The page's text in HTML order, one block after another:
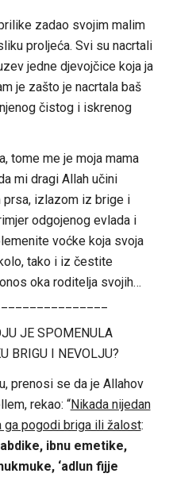
zadao svojim malim
proljeća. Svi su nacrtali
jedne djevojčice koja ja
je zašto je nacrtala baš
njenog čistog i iskrenog
tome me je moja mama
mi dragi Allah učini
prsa, izlazom iz brige i
odgojenog evlada i
voćke koja svoja
tako i iz čestite
oka roditelja svojih…
JE SPOMENULA
BRIGU I NEVOLJU?
prenosi se da je Allahov
rekao: “Nikada nijedan
ga pogodi briga ili žalost:
ibnu emetike,
‘adlun fijje